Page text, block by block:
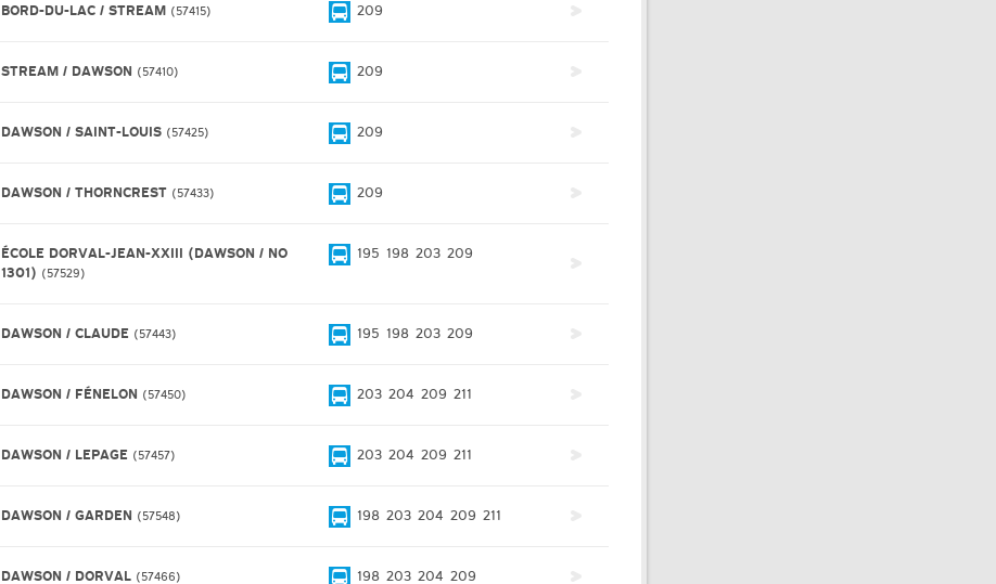
BORD-DU-LAC / STREAM 57415 209
STREAM / DAWSON 57410 209
DAWSON / SAINT-LOUIS 57425 209
DAWSON / THORNCREST 57433 209
ÉCOLE DORVAL-JEAN-XXIII (DAWSON / NO
1301)
57529
195 198 203 209
DAWSON / CLAUDE 57443 195 198 203 209
DAWSON / FÉNELON 57450 203 204 209 211
DAWSON / LEPAGE 57457 203 204 209 211
DAWSON / GARDEN 57548 198 203 204 209 211
DAWSON / DORVAL 57466 198 203 204 209